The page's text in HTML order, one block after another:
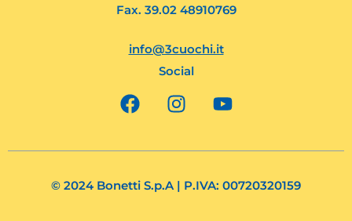
Fax. 39.02 48910769
info@3cuochi.it
Social
F
a
e
o
I
n
t
g
o
t
b
© 2024 Bonetti S.p.A | P.IVA: 00720320159